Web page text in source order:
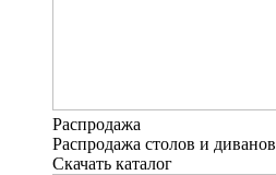
Распродажа
Распродажа столов и диванов
Скачать каталог